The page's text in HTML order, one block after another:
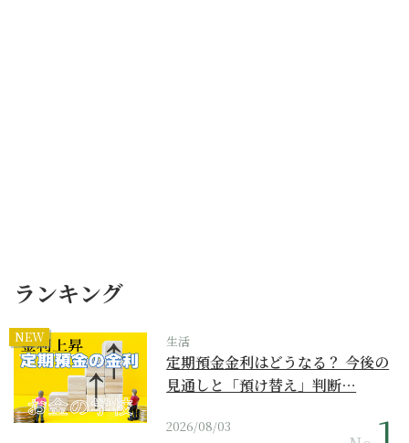
ランキング
NEW 生活
定期預金金利はどうなる？ 今後の
見通しと「預け替え」判断…
2026/08/03